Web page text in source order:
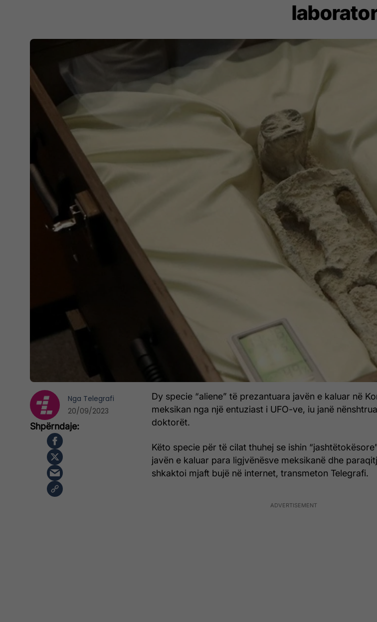
Dy specie “aliene” të prezantuara javën e kaluar në
meksikan nga një entuziast i UFO-ve, iu janë
doktorët.
Këto specie për të cilat thuhej se ishin
javën e kaluar para ligjvënësve meksikanë dhe
shkaktoi mjaft bujë në internet, transmeton Telegrafi.
Nga Telegrafi
20/09/2023